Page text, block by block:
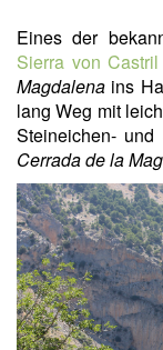
Eines der
Sierra von Castril
Magdalena ins
lang Weg mit
Steineichen- und
Cerrada de la